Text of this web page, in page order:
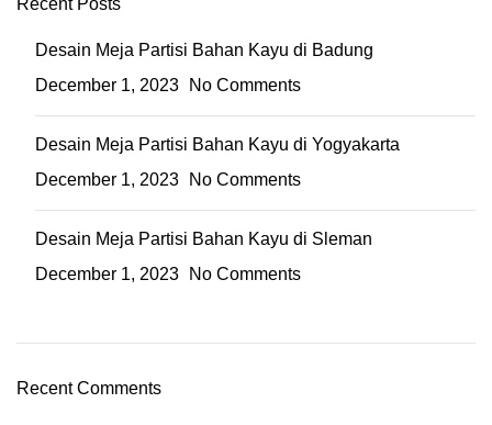
Desain Meja Partisi Bahan Kayu di Badung
December 1, 2023
No Comments
Desain Meja Partisi Bahan Kayu di Yogyakarta
December 1, 2023
No Comments
Desain Meja Partisi Bahan Kayu di Sleman
December 1, 2023
No Comments
Recent Comments